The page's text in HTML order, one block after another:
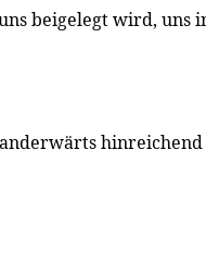
beigelegt wird, uns